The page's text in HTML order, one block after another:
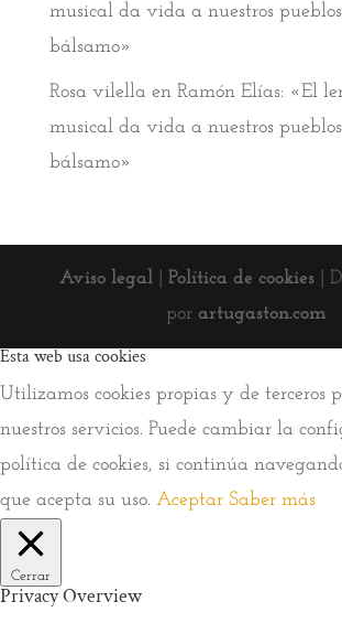
musical da vida a nuestros
bálsamo»
Rosa vilella en Ramón Elías: «El
musical da vida a nuestros
bálsamo»
Aviso legal |Política de cookies |
por artugaston.com
Esta web usa cookies
Utilizamos cookies propias y de terceros
nuestros servicios. Puede cambiar la
política de cookies, si continúa
que acepta su uso. Aceptar Saber más
Cerrar
Privacy Overview